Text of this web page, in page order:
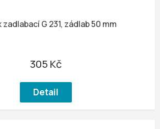
zadlabací G 231, zádlab 50 mm
305 Kč
Detail